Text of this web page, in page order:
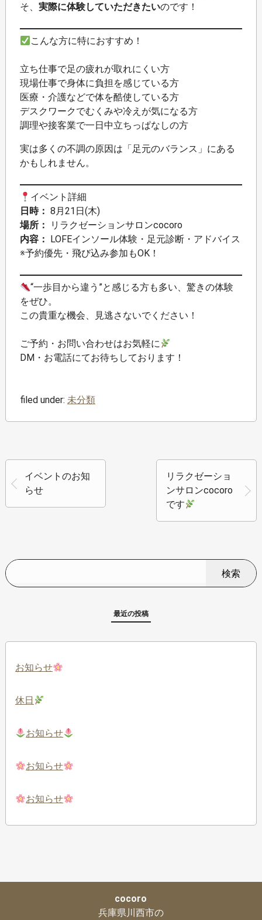
そ、 実際に体験していただきたいのです！
こんな方に特におすすめ！
立ち仕事で足の疲れが取れにくい方
現場仕事で身体に負担を感じている方
医療・介護などで体を酷使している方
デスクワークでむくみや冷えが気になる方
調理や接客業で一日中立ちっぱなしの方
実は多くの不調の原因は「足元のバランス」にある
かもしれません。
イベント詳細
日時： 8月21日(木)
場所：
リラクゼーションサロンcocoro
内容：
LOFEインソール体験・足元診断・アドバイス
※予約優先・飛び込み参加もOK！
“一歩目から違う”と感じる方も多い、驚きの体験
をぜひ。
この貴重な機会、見逃さないでください！
ご予約・お問い合わせはお気軽に
DM・お電話にてお待ちしております！
filed under: 未分類
イベントのお知
らせ
リラクゼーショ
ンサロンcocoro
です
検索
最近の投稿
お知らせ
休日
お知らせ
お知らせ
お知らせ
cocoro
兵庫県川西市の